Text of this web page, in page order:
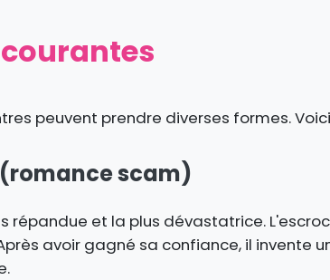
peuvent prendre diverses formes.
scam)
répandue et la plus dévastatrice.
avoir gagné sa confiance, il invente